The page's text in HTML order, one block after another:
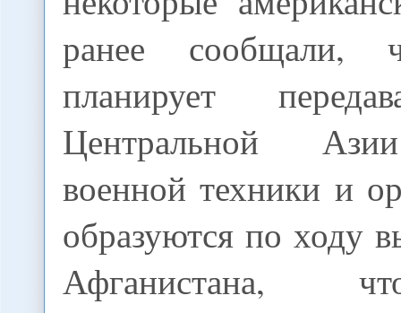
ранее сообщали,
планирует
Центральной
военной техники и
образуются по ходу
Афганистана,